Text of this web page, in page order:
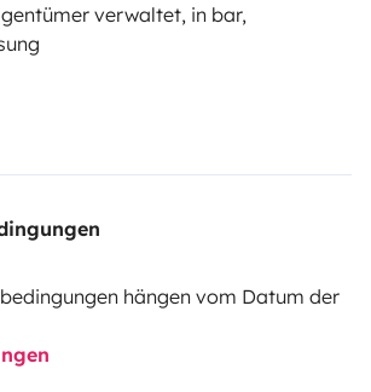
verwaltet, in bar,
hängen vom Datum der